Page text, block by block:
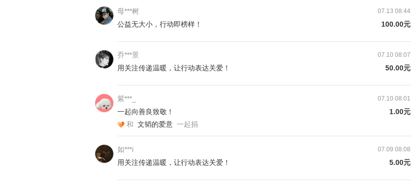
新学期开始了，小穗粒们升入新的年级。年幼的他们不再被生活中的磨难和物质上的贫穷
截断人生的路。一笔钱，一句远方的关怀，都可以是一点力量，一个契机。孩子的生命力
母***树 07.13 08:44
公益无大小，行动即榜样！ 100.00元
乔***景 07.10 08:07
用关注传递温暖，让行动表达关爱！ 50.00元
紫***_ 07.10 08:01
一起向善良致敬！
1.00元
和 文韬的爱意 一起捐
如***i 07.09 08:08
用关注传递温暖，让行动表达关爱！ 5.00元